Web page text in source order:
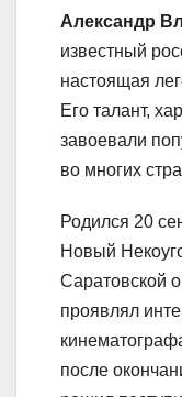
Александр
известный
настоящая
Его талант,
завоевали
во многих
Родился 20
Новый
Саратовской
проявлял
после